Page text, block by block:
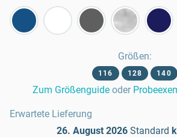
Größen:
116 128 140
Zum Größenguide oder
Erwartete Lieferung
26. August 2026 Standard